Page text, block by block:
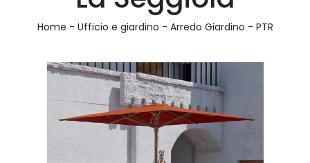
Home - Ufficio e giardino - Arredo Giardino - PTR